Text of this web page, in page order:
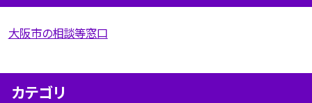
大阪市の相談等窓口
カテゴリ